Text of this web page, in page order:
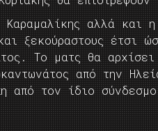
αλλά και
ξεκούραστους έτσι
Το ματς θα
από την
από τον ίδιο